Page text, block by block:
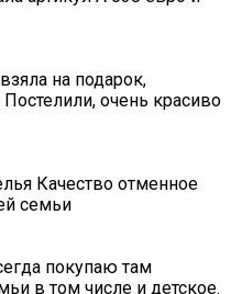
на подарок,
очень красиво
Качество отменное
семьи
покупаю там
в том числе и детское.